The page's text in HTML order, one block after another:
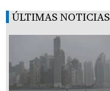
ÚLTIMAS NOTICIAS